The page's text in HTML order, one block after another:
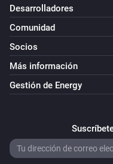
Desarrolladores
Comunidad
Socios
Más información
Gestión de Energy